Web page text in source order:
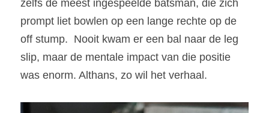
zelfs de meest ingespeelde batsman, die zich
prompt liet bowlen op een lange rechte op de
off stump.  Nooit kwam er een bal naar de leg
slip, maar de mentale impact van die positie
was enorm. Althans, zo wil het verhaal.